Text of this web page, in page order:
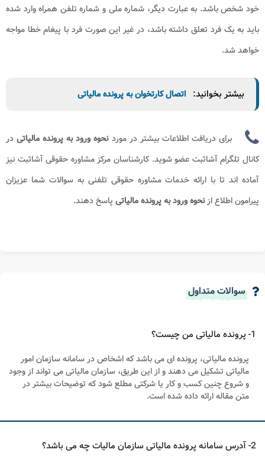
خود شخص باشد. به عبارت دیگر، شماره ملی و شماره تلفن همراه وارد شده
باید به یک فرد تعلق داشته باشد، در غیر این صورت فرد با پیغام خطا مواجه
خواهد شد.
بیشتر بخوانید: اتصال کارتخوان به پرونده مالیاتی
برای دریافت اطلاعات بیشتر در مورد نحوه ورود به پرونده مالیاتی​​ در
کانال تلگرام آشاثبت عضو شوید. کارشناسان مرکز مشاوره حقوقی آشاثبت نیز
آماده اند تا با ارائه خدمات مشاوره حقوقی تلفنی به سوالات شما عزیزان
پیراموناطلاع ازنحوه ورود به پرونده مالیاتی​​ پاسخ دهند.
سوالات متداول
1- پرونده مالیاتی من چیست؟
پرونده مالیاتی، پرونده ای می باشد که اشخاص در سامانه سازمان امور
مالیاتی تشکیل می دهند و از این طریق، سازمان مالیاتی می تواند از وجود
و شروع چنین کسب و کار یا شرکتی مطلع شود که توضیحات بیشتر در
متن مقاله ارائه داده شده است.
2- آدرس سامانه پرونده مالیاتی سازمان مالیات چه می باشد؟